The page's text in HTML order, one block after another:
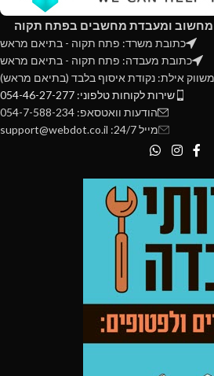
מחשוב ומעבדת מחשבים בפתח תקוה
כתובת משרד: פתח תקוה - בתיאם מראש
כתובת מעבדה: פתח תקוה - בתיאם מראש
משווק אילת: נקודת איסוף בלבד (בתיאם מראש)
שירות לקוחות טלפוני: 054-46-27-277
הודעות וואטסאפ: 054-7-588-234
מייל 24/7: support@webdot.co.il